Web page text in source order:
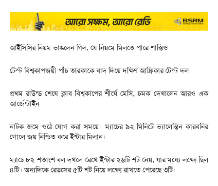
আইসিসির নিয়ম ভাঙলেন গিল, যে নিয়মে মিলতে পারে শাস্তিও
টেস্ট বিশ্বকাপজয়ী পাঁচ তারকাকে বাদ দিয়ে দক্ষিণ আফ্রিকার টেস্ট দল
প্রথম রাউন্ড শেষে ক্লাব বিশ্বকাপের শীর্ষে মেসি, চমক দেখালেন আরও এক
আর্জেন্টাইন
নাটক জমে ওঠে যোগ করা সময়ে। ম্যাচের ৯২ মিনিটে ভ্যালেন্তিন কারবনির
গোলে জয় নিশ্চিত করে ইন্টার মিলান।
ম্যাচে ৮২ শতাংশ বল দখলে রেখে ইন্টার ২৬টি শট নেয়, যার মধ্যে লক্ষ্যে ছিল
৪টি। অন্যদিকে রেডসের ৫টি শট নিয়ে লক্ষ্যে রাখতে পেরেছে ৩টি।